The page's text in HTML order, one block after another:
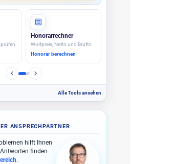
Honorarrechner
Wortpreis, Netto und Brutto
Honorar berechnen
Alle Tools ansehen
ANSPRECHPARTNER
hilft Ihnen
finden
.